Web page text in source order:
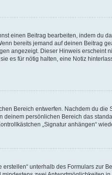
einen Beitrag bearbeiten, indem du
bereits jemand auf deinen Beitrag
angezeigt. Dieser Hinweis erscheint
es für nötig halten, eine Notiz
Bereich entwerfen. Nachdem du die
deinem persönlichen Bereich das
„Signatur anhängen“
unterhalb des Formulars zur